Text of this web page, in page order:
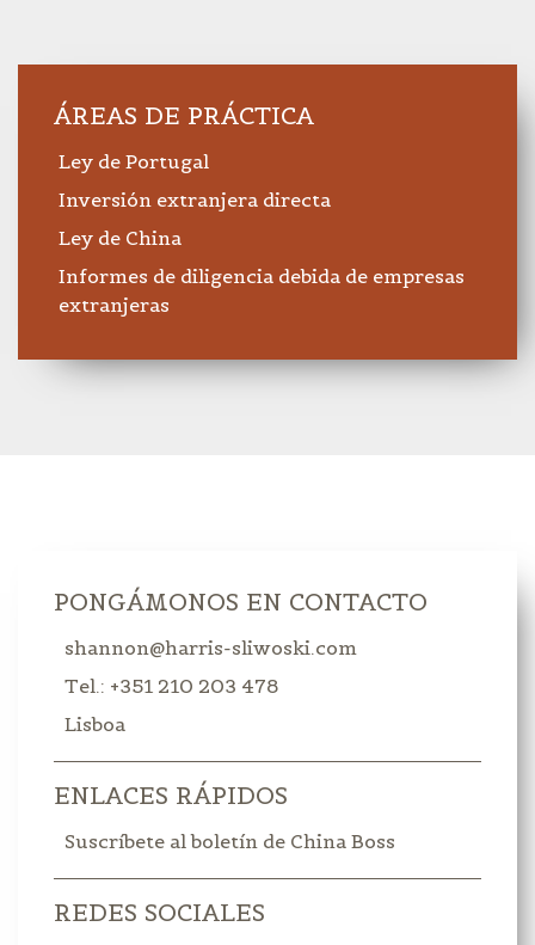
ÁREAS DE PRÁCTICA
Ley de Portugal
Inversión extranjera directa
Ley de China
Informes de diligencia debida de empresas
extranjeras
PONGÁMONOS EN CONTACTO
shannon@harris-sliwoski.com
Tel.: +351 210 203 478
Lisboa
ENLACES RÁPIDOS
Suscríbete al boletín de China Boss
REDES SOCIALES